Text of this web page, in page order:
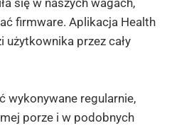
firmware. Aplikacja Health
użytkownika przez cały
wykonywane regularnie,
porze i w podobnych